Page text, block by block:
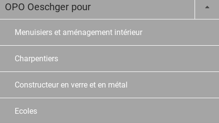
OPO Oeschger pour
Menuisiers et aménagement intérieur
Charpentiers
Constructeur en verre et en métal
Ecoles